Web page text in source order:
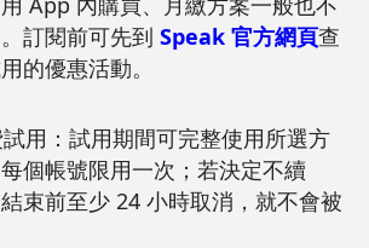
訂閱前可先到 Speak 官方網頁查
的優惠活動。
用：試用期間可完整使用所選方
個帳號限用一次；若決定不續
束前至少 24 小時取消，就不會被